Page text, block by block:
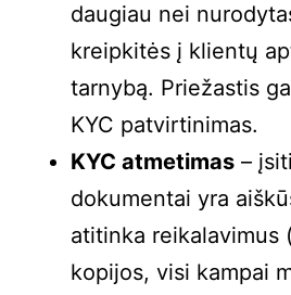
daugiau nei
kreipkitės į klientų
tarnybą. Priežastis
KYC patvirtinimas.
KYC atmetimas –
dokumentai yra
atitinka reikalavimus
kopijos, visi kampai